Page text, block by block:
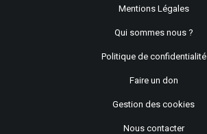
Mentions Légales
Qui sommes nous ?
Politique de confidentialité
Faire un don
Gestion des cookies
Nous contacter